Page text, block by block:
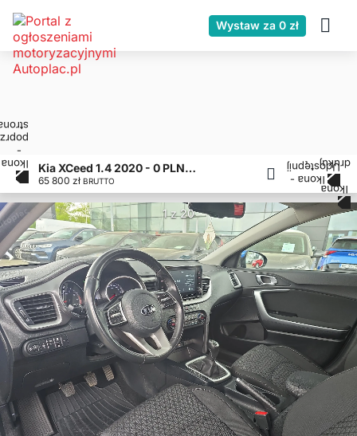
Wystaw za 0 zł
Kia XCeed 1.4 2020 - 0 PLN, 79600 km
65 800 zł BRUTTO
1 z 20